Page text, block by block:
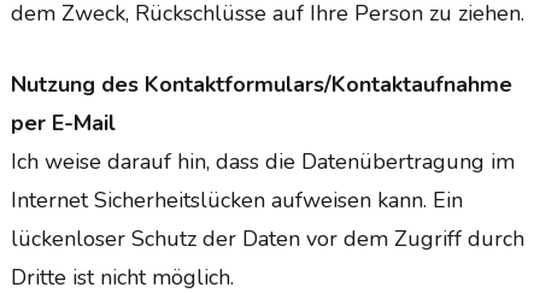
dem Zweck, Rückschlüsse auf Ihre Person zu ziehen.
Nutzung des Kontaktformulars/Kontaktaufnahme
per E-Mail
Ich weise darauf hin, dass die Datenübertragung im
Internet Sicherheitslücken aufweisen kann. Ein
lückenloser Schutz der Daten vor dem Zugriff durch
Dritte ist nicht möglich.